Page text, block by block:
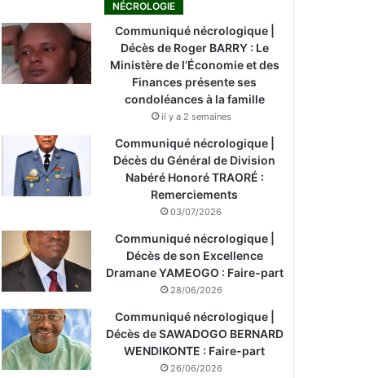
NÉCROLOGIE
Communiqué nécrologique |
Décès de Roger BARRY : Le
Ministère de l’Économie et des
Finances présente ses
condoléances à la famille
il y a 2 semaines
Communiqué nécrologique |
Décès du Général de Division
Nabéré Honoré TRAORÉ :
Remerciements
03/07/2026
Communiqué nécrologique |
Décès de son Excellence
Dramane YAMEOGO : Faire-part
28/06/2026
Communiqué nécrologique |
Décès de SAWADOGO BERNARD
WENDIKONTE : Faire-part
26/06/2026